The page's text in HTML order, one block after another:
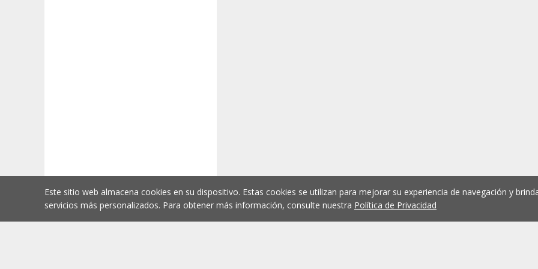
Este sitio web almacena cookies en su dispositivo. Estas cookies se utilizan para mejorar su experiencia de navegación y
servicios más personalizados. Para obtener más información, consulte nuestra Política de Privacidad